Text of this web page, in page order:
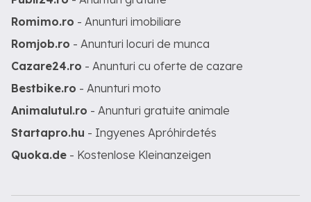
Romimo.ro - Anunturi imobiliare
Romjob.ro - Anunturi locuri de munca
Cazare24.ro - Anunturi cu oferte de cazare
Bestbike.ro - Anunturi moto
Animalutul.ro - Anunturi gratuite animale
Startapro.hu - Ingyenes Apróhirdetés
Quoka.de - Kostenlose Kleinanzeigen